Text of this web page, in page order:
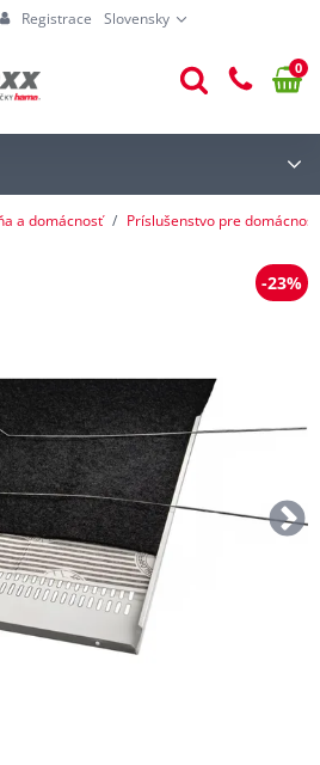
Registrace Slovensky
0
a domácnosť Príslušenstvo pre domácnosť
-23%